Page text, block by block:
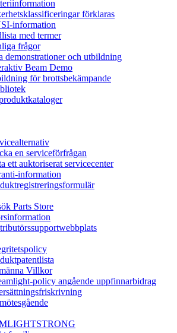
förklaras
information
med termer
frågor
demonstrationer och utbildning
Beam Demo
för brottsbekämpande
en serviceförfrågan
ett auktoriserat servicecenter
information
Parts Store
Villkor
policy angående uppfinnarbidrag